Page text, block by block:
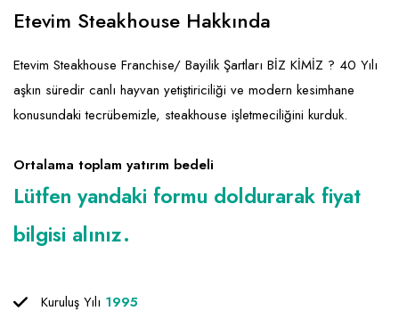
Sağlık Güzellik
Turizm - Eğlence
Mobilya ve Ev Tekstili
Oyuncak ve Hediyelik
Yapı Malzemesi - Hırdavat
Gıda ve Sarf Malzemeleri
Güvenlik - Temizlik
Hukuk - Marka - Patent ve Tercüme
Isıtma - Soğutma ve Havalandırma
Lojistik - Kargo ve Kurye
Etevim Steakhouse Hakkında
Etevim Steakhouse Franchise/ Bayilik Şartları BİZ KİMİZ ? 40 Yılı
aşkın süredir canlı hayvan yetiştiriciliği ve modern kesimhane
konusundaki tecrübemizle, steakhouse işletmeciliğini kurduk.
Ortalama toplam yatırım bedeli
Lütfen yandaki formu doldurarak fiyat
bilgisi alınız.
Kuruluş Yılı 1995